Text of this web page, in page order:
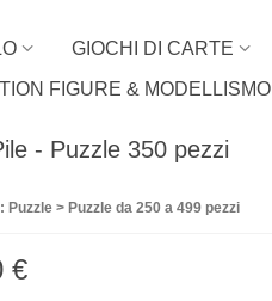
GIOCHI DI CARTE
FIGURE & MODELLISMO
- Puzzle 350 pezzi
Puzzle > Puzzle da 250 a 499 pezzi
€